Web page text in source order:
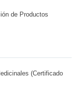
de Productos
(Certificado